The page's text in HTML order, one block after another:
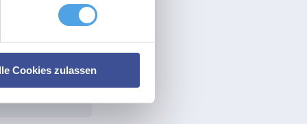
Cookies zulassen